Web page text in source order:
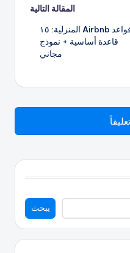
المقالة التالية
قواعد Airbnb المنزلية: ١٥
قاعدة أساسية + نموذج
مجاني
يبحث